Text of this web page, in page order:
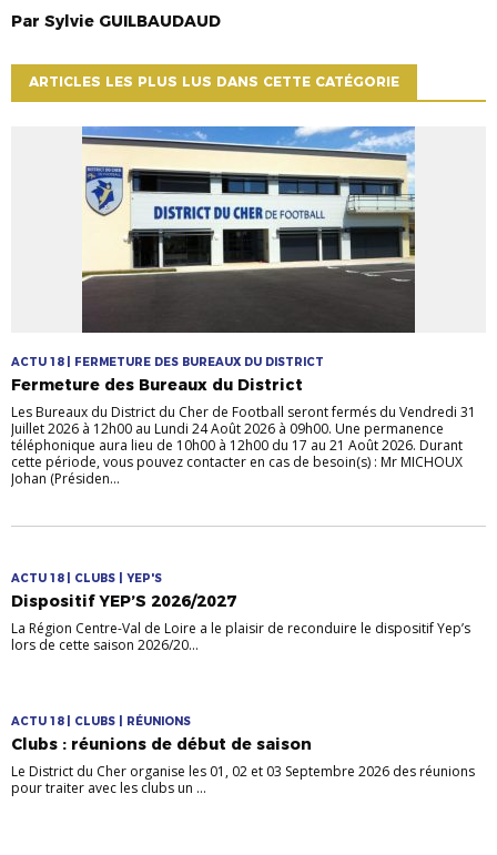
Par Sylvie GUILBAUDAUD
ARTICLES LES PLUS LUS DANS CETTE CATÉGORIE
ACTU 18 | FERMETURE DES BUREAUX DU DISTRICT
Fermeture des Bureaux du District
Les Bureaux du District du Cher de Football seront fermés du Vendredi 31
Juillet 2026 à 12h00 au Lundi 24 Août 2026 à 09h00. Une permanence
téléphonique aura lieu de 10h00 à 12h00 du 17 au 21 Août 2026. Durant
cette période, vous pouvez contacter en cas de besoin(s) : Mr MICHOUX
Johan (Présiden...
ACTU 18 | CLUBS | YEP'S
Dispositif YEP’S 2026/2027
La Région Centre-Val de Loire a le plaisir de reconduire le dispositif Yep’s
lors de cette saison 2026/20...
ACTU 18 | CLUBS | RÉUNIONS
Clubs : réunions de début de saison
Le District du Cher organise les 01, 02 et 03 Septembre 2026 des réunions
pour traiter avec les clubs un ...